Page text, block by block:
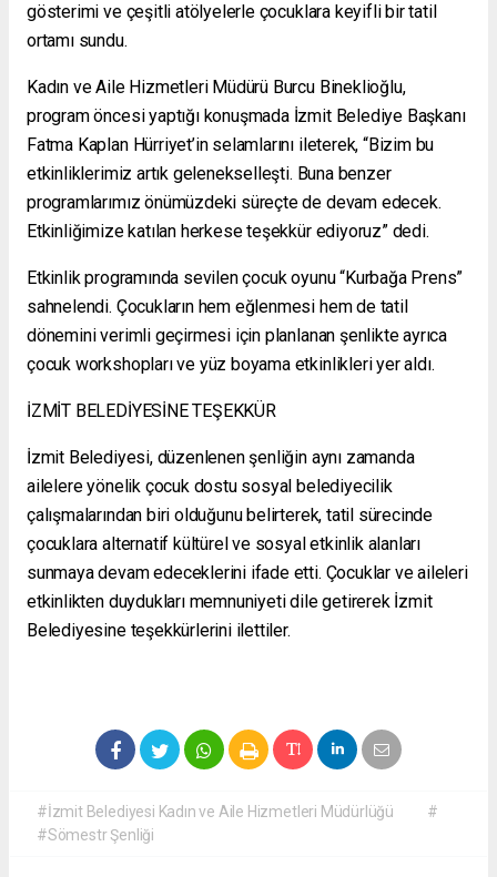
gösterimi ve çeşitli atölyelerle çocuklara keyifli bir tatil
ortamı sundu.
Kadın ve Aile Hizmetleri Müdürü Burcu Bineklioğlu,
program öncesi yaptığı konuşmada İzmit Belediye Başkanı
Fatma Kaplan Hürriyet’in selamlarını ileterek, “Bizim bu
etkinliklerimiz artık gelenekselleşti. Buna benzer
programlarımız önümüzdeki süreçte de devam edecek.
Etkinliğimize katılan herkese teşekkür ediyoruz” dedi.
Etkinlik programında sevilen çocuk oyunu “Kurbağa Prens”
sahnelendi. Çocukların hem eğlenmesi hem de tatil
dönemini verimli geçirmesi için planlanan şenlikte ayrıca
çocuk workshopları ve yüz boyama etkinlikleri yer aldı.
İZMİT BELEDİYESİNE TEŞEKKÜR
İzmit Belediyesi, düzenlenen şenliğin aynı zamanda
ailelere yönelik çocuk dostu sosyal belediyecilik
çalışmalarından biri olduğunu belirterek, tatil sürecinde
çocuklara alternatif kültürel ve sosyal etkinlik alanları
sunmaya devam edeceklerini ifade etti. Çocuklar ve aileleri
etkinlikten duydukları memnuniyeti dile getirerek İzmit
Belediyesine teşekkürlerini ilettiler.
#İzmit Belediyesi Kadın ve Aile Hizmetleri Müdürlüğü
#
#Sömestr Şenliği